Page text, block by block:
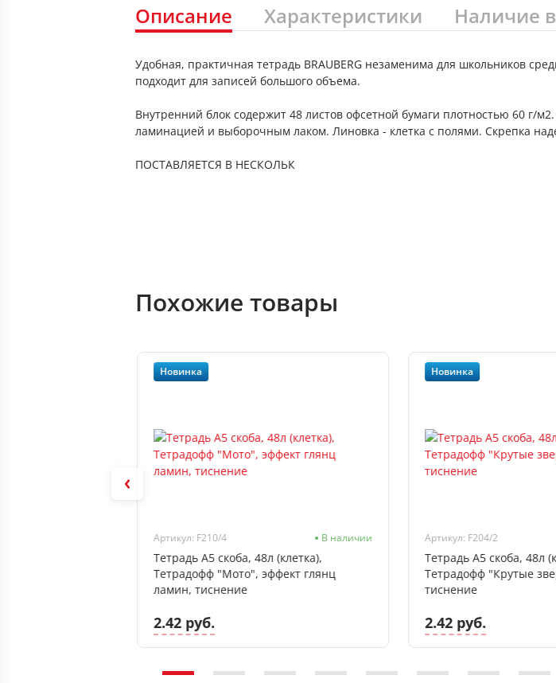
Описание Характеристики Наличие
Удобная, практичная тетрадь BRAUBERG незаменима для школьников
подходит для записей большого объема.
Внутренний блок содержит 48 листов офсетной бумаги плотностью 60 г/
ламинацией и выборочным лаком. Линовка - клетка с полями. Скрепка
ПОСТАВЛЯЕТСЯ В НЕСКОЛЬК
Похожие товары
Новинка
Артикул: F210/4 В наличии
Тетрадь А5 скоба, 48л (клетка),
Тетрадофф "Мото", эффект глянц
ламин, тиснение
2.42 руб.
Новинка
Артикул: F204/2
Тетрадь А5 скоба, 48л
Тетрадофф "Крутые
тиснение
2.42 руб.